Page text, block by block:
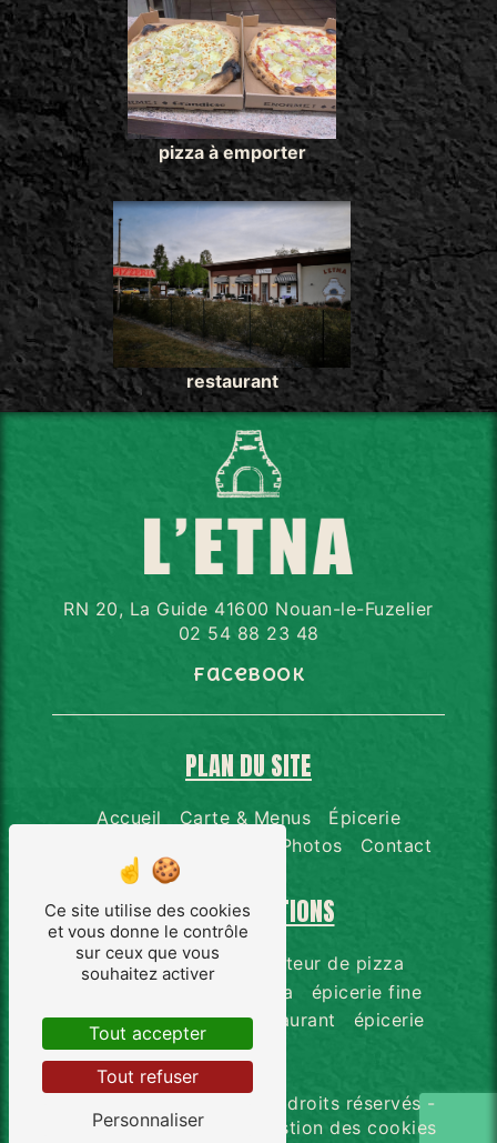
pizza à emporter
restaurant
RN 20, La Guide 41600 Nouan-le-Fuzelier
02 54 88 23 48
Facebook
PLAN DU SITE
Accueil Carte & Menus
Épicerie
Photos Contact
NOS PRESTATIONS
restauration
distributeur de pizza
livraison pizza
épicerie fine
pizza à emporter
restaurant épicerie
- 2026 - Tous droits réservés -
Mentions légales
Gestion des cookies
Ce site utilise des cookies
et vous donne le contrôle
sur ceux que vous
souhaitez activer
Tout accepter
Tout refuser
Personnaliser